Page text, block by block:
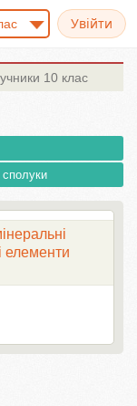
10 клас
сполуки
елементи